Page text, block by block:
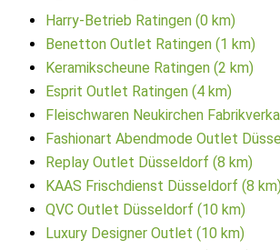
Harry-Betrieb Ratingen (0 km)
Benetton Outlet Ratingen (1 km)
Keramikscheune Ratingen (2 km)
Esprit Outlet Ratingen (4 km)
Fleischwaren Neukirchen
Fashionart Abendmode Outlet
Replay Outlet Düsseldorf (8 km)
KAAS Frischdienst Düsseldorf (8 km)
QVC Outlet Düsseldorf (10 km)
Luxury Designer Outlet (10 km)